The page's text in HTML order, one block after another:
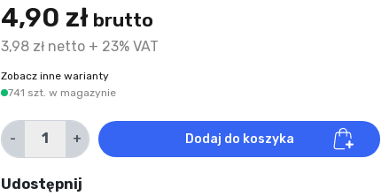
4,90 zł brutto
3,98 zł netto + 23% VAT
Zobacz inne warianty
741 szt. w magazynie
- + Dodaj do koszyka
Udostępnij